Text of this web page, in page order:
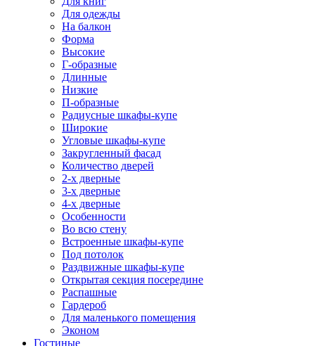
Для одежды
На балкон
Форма
Высокие
Г-образные
Длинные
Низкие
П-образные
Радиусные шкафы-купе
Широкие
Угловые шкафы-купе
Закругленный фасад
Количество дверей
2-х дверные
3-х дверные
4-х дверные
Особенности
Во всю стену
Встроенные шкафы-купе
Под потолок
Раздвижные шкафы-купе
Открытая секция посередине
Распашные
Гардероб
Для маленького помещения
Эконом
Гостиные